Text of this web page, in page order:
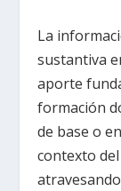
La
sustantiva
aporte
formación
de base o
contexto